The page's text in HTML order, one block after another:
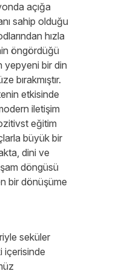
açığa
sahip olduğu
hızla
öngördüğü
yepyeni bir din
bırakmıştır.
etkisinde
iletişim
eğitim
büyük bir
dini ve
döngüsü
bir dönüşüme
seküler
içerisinde